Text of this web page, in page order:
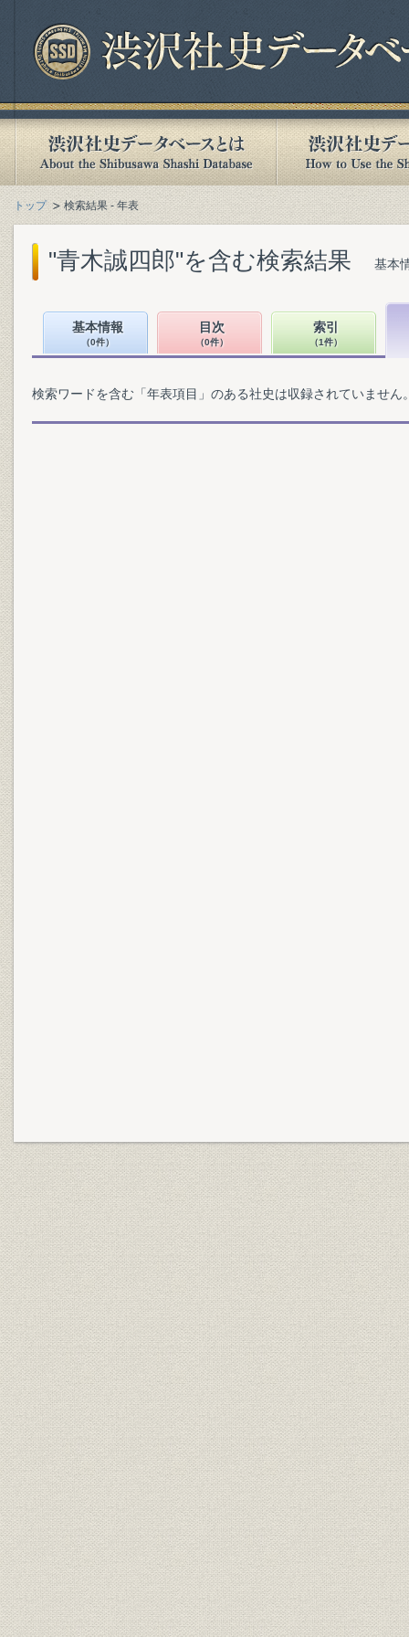
トップ 検索結果 - 年表
"青木誠四郎"を含む検索結果 基本
基本情報
（0件）
目次
（0件）
索引
（1件）
検索ワードを含む「年表項目」のある社史は収録されていません